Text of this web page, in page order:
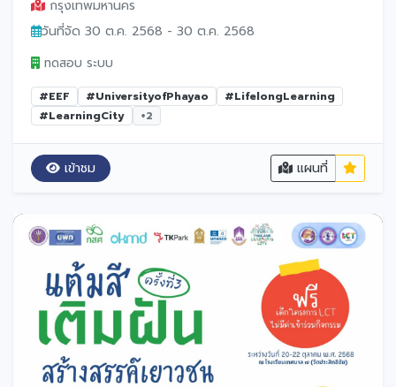
กรุงเทพมหานคร
วันที่จัด 30 ต.ค. 2568 - 30 ต.ค. 2568
ทดสอบ ระบบ
#EEF #UniversityofPhayao
#LifelongLearning
#LearningCity
+2
เข้าชม แผนที่